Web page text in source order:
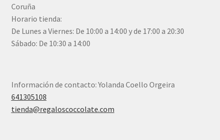
Coruña
Horario tienda:
De Lunes a Viernes: De 10:00 a 14:00 y de 17:00 a 20:30
Sábado: De 10:30 a 14:00
Información de contacto: Yolanda Coello Orgeira
641305108
tienda@regaloscoccolate.com